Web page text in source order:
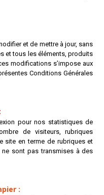
et de mettre à jour, sans
et tous les éléments, produits
modifications s’impose aux
Conditions Générales
pour nos statistiques de
de visiteurs, rubriques
site en terme de rubriques et
sont pas transmises à des
: